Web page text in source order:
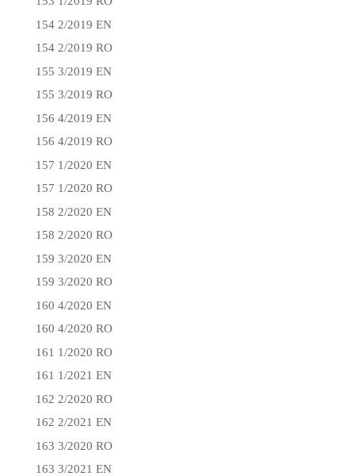
154 2/2019 EN
154 2/2019 RO
155 3/2019 EN
155 3/2019 RO
156 4/2019 EN
156 4/2019 RO
157 1/2020 EN
157 1/2020 RO
158 2/2020 EN
158 2/2020 RO
159 3/2020 EN
159 3/2020 RO
160 4/2020 EN
160 4/2020 RO
161 1/2020 RO
161 1/2021 EN
162 2/2020 RO
162 2/2021 EN
163 3/2020 RO
163 3/2021 EN